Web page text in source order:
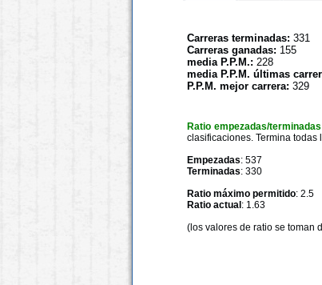
Carreras terminadas: 331
Carreras ganadas: 155
media P.P.M.: 228
media P.P.M. últimas
P.P.M. mejor carrera: 329
Ratio empezadas/
clasificaciones. Termina
Empezadas: 537
Terminadas: 330
Ratio máximo permitido: 2.5
Ratio actual : 1.63
(los valores de ratio se toman